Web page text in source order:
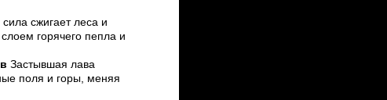
сжигает леса и
горячего пепла и
Застывшая лава
поля и горы, меняя